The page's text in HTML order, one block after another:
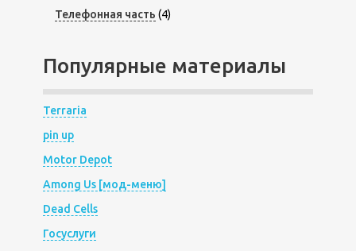
Телефонная часть (4)
Популярные материалы
Terraria
pin up
Motor Depot
Among Us [мод-меню]
Dead Cells
Госуслуги